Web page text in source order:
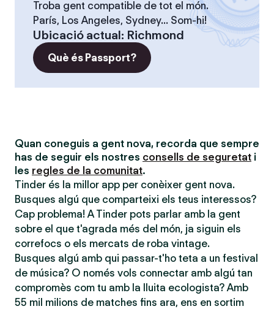
Troba gent compatible de tot el món.
París, Los Angeles, Sydney... Som-hi!
Ubicació actual: Richmond
Què és Passport?
Quan coneguis a gent nova, recorda que sempre
has de seguir els nostres consells de seguretat i
les regles de la comunitat.
Tinder és la millor app per conèixer gent nova.
Busques algú que comparteixi els teus interessos?
Cap problema! A Tinder pots parlar amb la gent
sobre el que t'agrada més del món, ja siguin els
correfocs o els mercats de roba vintage.
Busques algú amb qui passar-t'ho teta a un festival
de música? O només vols connectar amb algú tan
compromès com tu amb la lluita ecologista? Amb
55 mil milions de matches fins ara, ens en sortim